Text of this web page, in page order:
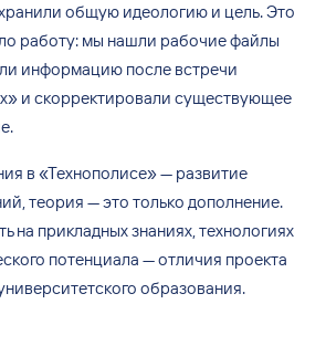
общую идеологию и цель. Это
работу: мы нашли рабочие файлы
информацию после встречи
и скорректировали существующее
в «Технополисе» — развитие
теория — это только дополнение.
на прикладных знаниях, технологиях
потенциала — отличия проекта
образования.